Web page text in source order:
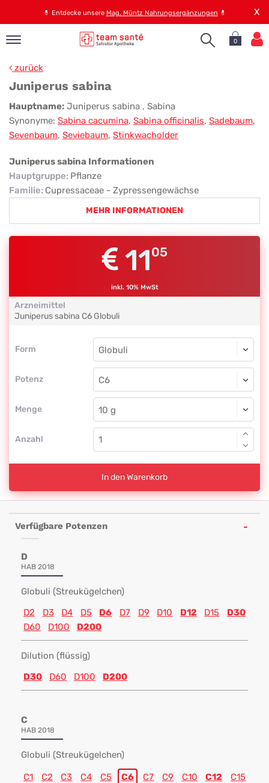
💊 Entdecke unsere Mag. Müntz Nahrungsergänzungen 💊 X
0
zurück
Juniperus sabina
Juniperus
sabina
Hauptname: Juniperus sabina , Sabina
Synonyme: Sabina cacumina, Sabina officinalis, Sadebaum,
Sevenbaum, Seviebaum, Stinkwacholder
Juniperus sabina Informationen
Hauptgruppe: Pflanze
Familie: Cupressaceae - Zypressengewächse
MEHR INFORMATIONEN
1105
inkl. 10% MwSt
Arzneimittel
Juniperus sabina C6 Globuli
Form
Form
Potenz
Globuli
C6
Menge
Globuli
Anzahl
In den Warenkorb
Verfügbare Potenzen
D
HAB 2018
Globuli (Streukügelchen)
D2
D3 D4 D5 D6 D7 D9 D10 D12 D15
D30
D60
D100 D200
Dilution (flüssig)
D30
D60 D100 D200
C
HAB 2018
Globuli (Streukügelchen)
C1 C2 C3 C4 C5 C6 C7 C9 C10 C12
C15